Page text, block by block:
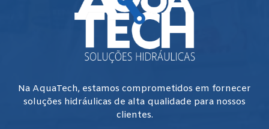
Na AquaTech, estamos comprometidos em fornecer
soluções hidráulicas de alta qualidade para nossos
clientes.